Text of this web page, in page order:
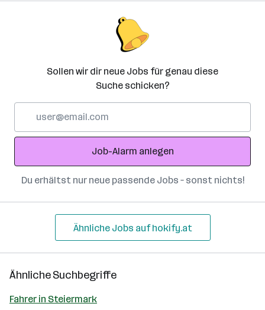
Sollen wir dir neue Jobs für genau diese
Suche schicken?
Adresse
Job-Alarm anlegen
Du erhältst nur neue passende Jobs – sonst nichts!
Ähnliche Jobs auf hokify.at
Ähnliche Suchbegriffe
Fahrer in Steiermark